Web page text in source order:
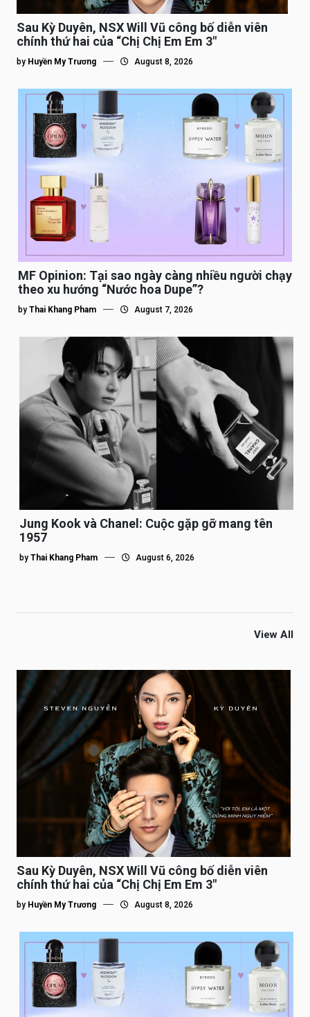
Sau Kỳ Duyên, NSX Will Vũ công bố diễn viên
chính thứ hai của “Chị Chị Em Em 3″
by Huyền My Trương August 8, 2026
MF Opinion: Tại sao ngày càng nhiều người chạy
theo xu hướng “Nước hoa Dupe”?
by Thai Khang Pham August 7, 2026
Jung Kook và Chanel: Cuộc gặp gỡ mang tên
1957
by Thai Khang Pham August 6, 2026
View All
Sau Kỳ Duyên, NSX Will Vũ công bố diễn viên
chính thứ hai của “Chị Chị Em Em 3″
by Huyền My Trương August 8, 2026